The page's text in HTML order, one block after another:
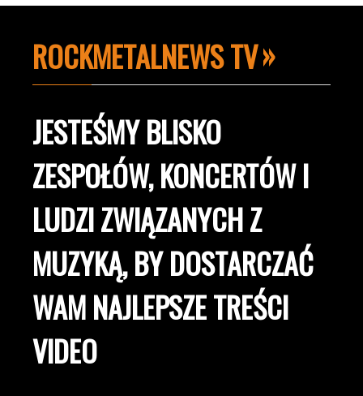
ROCKMETALNEWS TV
JESTEŚMY BLISKO
ZESPOŁÓW, KONCERTÓW I
LUDZI ZWIĄZANYCH Z
MUZYKĄ, BY DOSTARCZAĆ
WAM NAJLEPSZE TREŚCI
VIDEO